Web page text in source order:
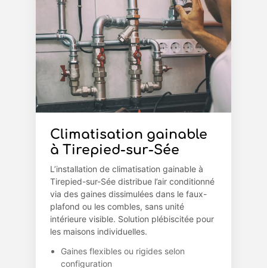
Climatisation gainable
à Tirepied-sur-Sée
L’installation de climatisation gainable à
Tirepied-sur-Sée distribue l’air conditionné
via des gaines dissimulées dans le faux-
plafond ou les combles, sans unité
intérieure visible. Solution plébiscitée pour
les maisons individuelles.
Gaines flexibles ou rigides selon
configuration